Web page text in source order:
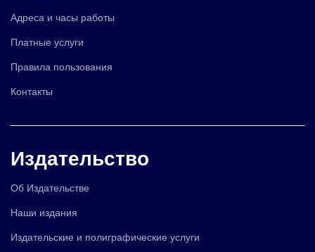
Адреса и часы работы
Платные услуги
Правила пользования
Контакты
Издательство
Об Издательстве
Наши издания
Издательские и полиграфические услуги